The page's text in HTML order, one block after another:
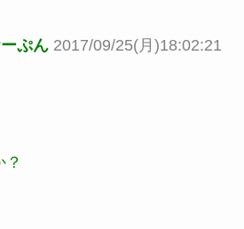
ぷん 2017/09/25(月)18:02:21